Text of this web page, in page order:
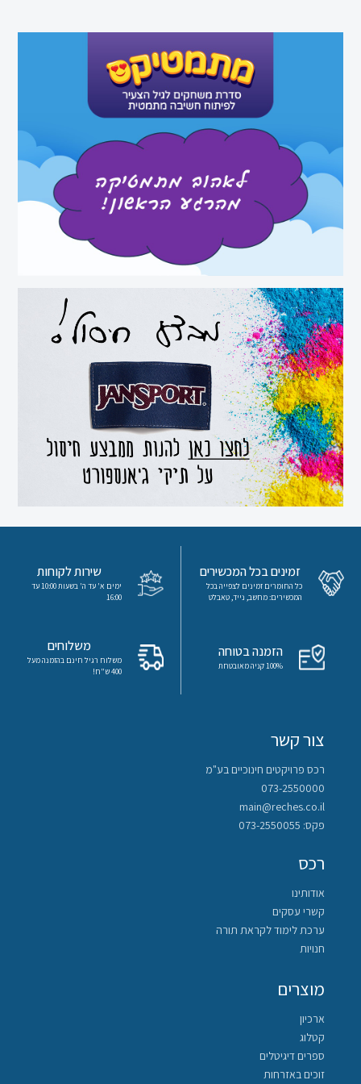
מחשב
ספרי
עיון
חוברות
קיץ
משחקים
חינוך
מיוחד
ספרדית
לקראת
תורה
זמינים בכל המכשירים
כל החומרים זמינים לצפייה בכל
המכשירים: מחשב, נייד, טאבלט
שירות לקוחות
ימים א' עד ה' בשעות 10:00 עד
16:00
הזמנה בטוחה
100% קניה מאובטחת
משלוחים
משלוח רגיל חינם בהזמנה מעל
400 ש"ח!
צור קשר
רכס פרויקטים חינוכיים בע"מ
073-2550000
main@reches.co.il
פקס: 073-2550055
רכס
אודותינו
קשרי עסקים
ערכת לימוד לקראת תורה
חנויות
מוצרים
ארכיון
קטלוג
ספרים דיגיטלים
זוכים באזרחות